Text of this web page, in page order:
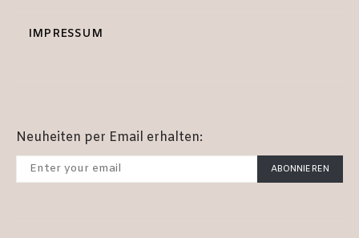
IMPRESSUM
Neuheiten per Email erhalten:
ABONNIEREN